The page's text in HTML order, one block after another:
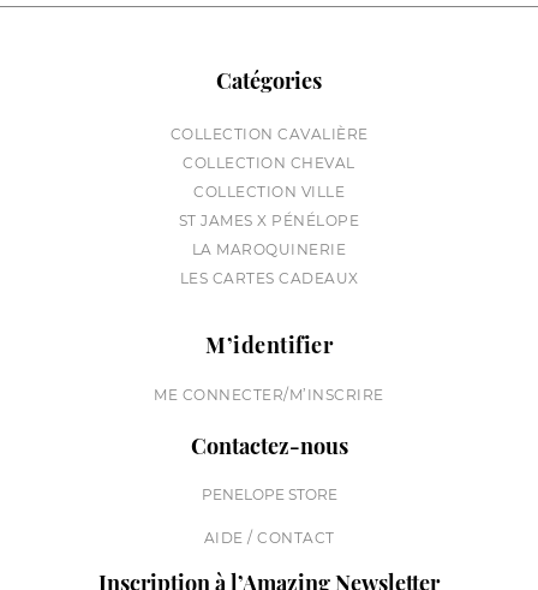
Catégories
COLLECTION CAVALIÈRE
COLLECTION CHEVAL
COLLECTION VILLE
ST JAMES X PÉNÉLOPE
LA MAROQUINERIE
LES CARTES CADEAUX
M’identifier
ME CONNECTER/M’INSCRIRE
Contactez-nous
PENELOPE STORE
AIDE / CONTACT
Inscription à l’Amazing Newsletter